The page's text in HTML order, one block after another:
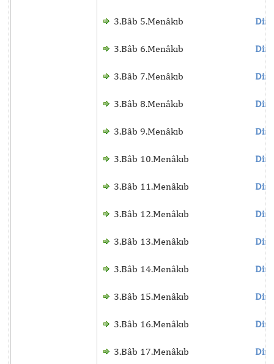
3.Bâb 5.Menâkıb
3.Bâb 6.Menâkıb
3.Bâb 7.Menâkıb
3.Bâb 8.Menâkıb
3.Bâb 9.Menâkıb
3.Bâb 10.Menâkıb
3.Bâb 11.Menâkıb
3.Bâb 12.Menâkıb
3.Bâb 13.Menâkıb
3.Bâb 14.Menâkıb
3.Bâb 15.Menâkıb
3.Bâb 16.Menâkıb
3.Bâb 17.Menâkıb